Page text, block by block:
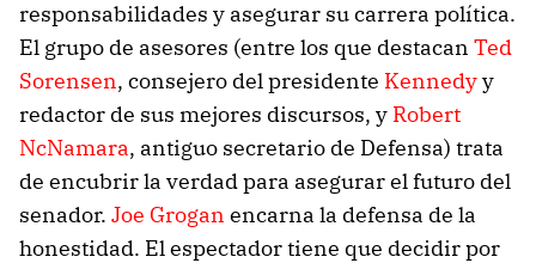
responsabilidades y asegurar su carrera política.
El grupo de asesores (entre los que destacan Ted
Sorensen, consejero del presidente Kennedyy
redactor de sus mejores discursos, y Robert
NcNamara, antiguo secretario de Defensa) trata
de encubrir la verdad para asegurar el futuro del
senador. Joe Grogan encarna la defensa de la
honestidad. El espectador tiene que decidir por